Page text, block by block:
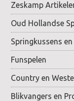
Zeskamp
Oud Hollandse
Springkussens
Funspelen
Country en
Blikvangers en